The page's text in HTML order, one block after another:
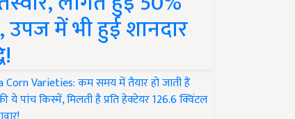
में भी हुई शानदार